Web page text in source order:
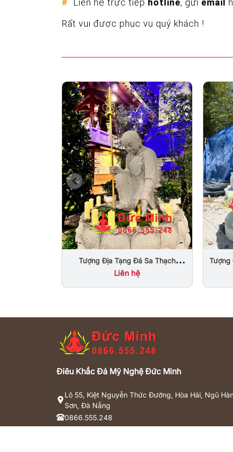
# Liên hệ trực tiếp hotline, gửi email
Rất vui được phục vụ quý khách !
Tượng Địa Tạng Đá Sa Thạch
Nguyên Khối
Liên hệ
Tượng
Điêu Khắc Đá Mỹ Nghệ Đức Minh
Lô 55, Kiệt Nguyễn Thức Đường, Hòa Hải, Ngũ
Sơn, Đà Nẵng
0866.555.248